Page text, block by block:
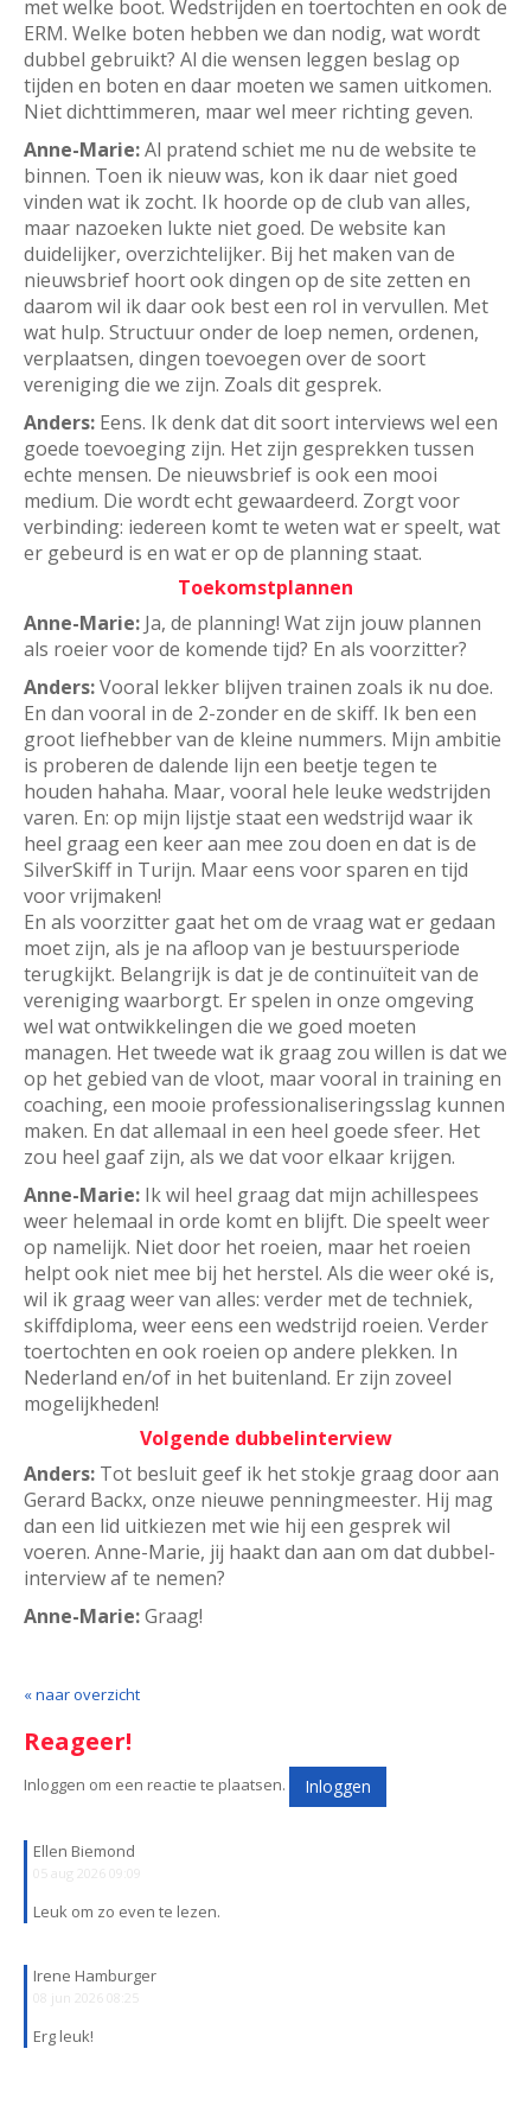
met welke boot. Wedstrijden en toertochten en ook de
ERM. Welke boten hebben we dan nodig, wat wordt
dubbel gebruikt? Al die wensen leggen beslag op
tijden en boten en daar moeten we samen uitkomen.
Niet dichttimmeren, maar wel meer richting geven.
Anne-Marie:Al pratend schiet me nu de website te
binnen. Toen ik nieuw was, kon ik daar niet goed
vinden wat ik zocht. Ik hoorde op de club van alles,
maar nazoeken lukte niet goed. De website kan
duidelijker, overzichtelijker. Bij het maken van de
nieuwsbrief hoort ook dingen op de site zetten en
daarom wil ik daar ook best een rol in vervullen. Met
wat hulp. Structuur onder de loep nemen, ordenen,
verplaatsen, dingen toevoegen over de soort
vereniging die we zijn. Zoals dit gesprek.
Anders: Eens. Ik denk dat dit soort interviews wel een
goede toevoeging zijn. Het zijn gesprekken tussen
echte mensen. De nieuwsbrief is ook een mooi
medium. Die wordt echt gewaardeerd. Zorgt voor
verbinding: iedereen komt te weten wat er speelt, wat
er gebeurd is en wat er op de planning staat.
Toekomstplannen
Anne-Marie: Ja, de planning! Wat zijn jouw plannen
als roeier voor de komende tijd? En als voorzitter?
Anders:Vooral lekker blijven trainen zoals ik nu doe.
En dan vooral in de 2-zonder en de skiff. Ik ben een
groot liefhebber van de kleine nummers. Mijn ambitie
is proberen de dalende lijn een beetje tegen te
houden hahaha. Maar, vooral hele leuke wedstrijden
varen. En: op mijn lijstje staat een wedstrijd waar ik
heel graag een keer aan mee zou doen en dat is de
SilverSkiff in Turijn. Maar eens voor sparen en tijd
voor vrijmaken!
En als voorzitter gaat het om de vraag wat er gedaan
moet zijn, als je na afloop van je bestuursperiode
terugkijkt. Belangrijk is dat je de continuïteit van de
vereniging waarborgt. Er spelen in onze omgeving
wel wat ontwikkelingen die we goed moeten
managen. Het tweede wat ik graag zou willen is dat we
op het gebied van de vloot, maar vooral in training en
coaching, een mooie professionaliseringsslag kunnen
maken. En dat allemaal in een heel goede sfeer. Het
zou heel gaaf zijn, als we dat voor elkaar krijgen.
Anne-Marie: Ik wil heel graag dat mijn achillespees
weer helemaal in orde komt en blijft. Die speelt weer
op namelijk. Niet door het roeien, maar het roeien
helpt ook niet mee bij het herstel. Als die weer oké is,
wil ik graag weer van alles: verder met de techniek,
skiffdiploma, weer eens een wedstrijd roeien. Verder
toertochten en ook roeien op andere plekken. In
Nederland en/of in het buitenland. Er zijn zoveel
mogelijkheden!
Volgende dubbelinterview
Anders: Tot besluit geef ik het stokje graag door aan
Gerard Backx, onze nieuwe penningmeester. Hij mag
dan een lid uitkiezen met wie hij een gesprek wil
voeren. Anne-Marie, jij haakt dan aan om dat dubbel-
interview af te nemen?
Anne-Marie:Graag!
« naar overzicht
Reageer!
Inloggen om een reactie te plaatsen. Inloggen
Ellen Biemond
05 aug 2026 09:09
Leuk om zo even te lezen.
Irene Hamburger
08 jun 2026 08:25
Erg leuk!